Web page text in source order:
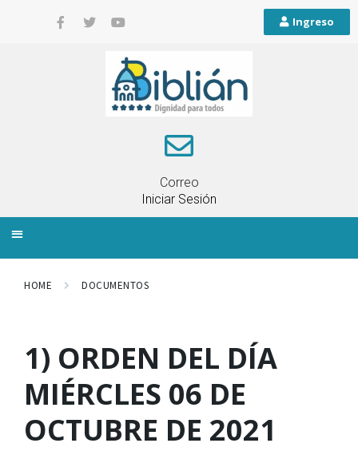
Ingreso
Correo
Iniciar Sesión
HOME DOCUMENTOS
1) ORDEN DEL DÍA
MIÉRCLES 06 DE
OCTUBRE DE 2021